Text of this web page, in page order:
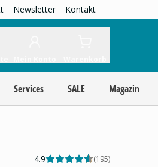
Newsletter Kontakt
Services SALE Magazin
4.9 (195)